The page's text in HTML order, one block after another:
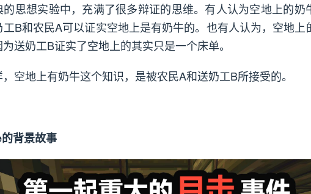
思想实验中，充满了很多辩证的思维。有人认为空地上的奶
B和农民A可以证实空地上是有奶牛的。也有人认为，空地上
送奶工B证实了空地上的其实只是一个床单。
空地上有奶牛这个知识，是被农民A和送奶工B所接受的。
背景故事